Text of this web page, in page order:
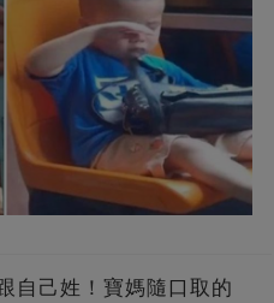
自己姓！寶媽隨口取的